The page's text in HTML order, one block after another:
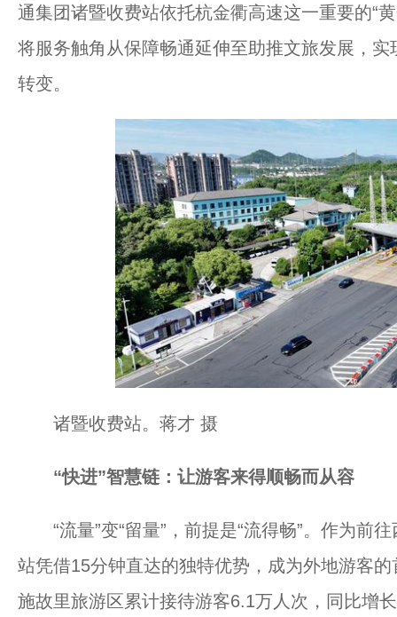
通集团诸暨收费站依托杭金衢高速这一重要的“
将服务触角从保障畅通延伸至助推文旅发展，实
转变。
诸暨收费站。蒋才 摄
“快进”智慧链：让游客来得顺畅而从容
“流量”变“留量”，前提是“流得畅”。作为前
站凭借15分钟直达的独特优势，成为外地游客
施故里旅游区累计接待游客6.1万人次，同比增